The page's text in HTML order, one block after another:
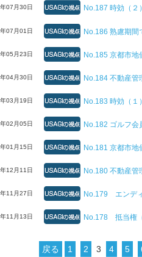
07月30日 No.187 時効（２
07月01日 No.186 熟慮期間
05月23日 No.185 京都市地
04月30日 No.184 不動産管
03月19日 No.183 時効（１）
02月05日 No.182 ゴルフ会
01月15日 No.181 京都市地
12月11日 No.180 不動産管
11月27日 No.179 エンデ
11月13日 No.178 抵当権（
戻る 1 2 3 4 5